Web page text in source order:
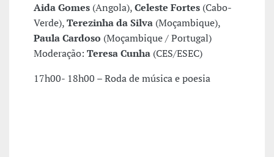
Aida Gomes (Angola),Celeste Fortes (Cabo-
Verde),Terezinha da Silva (Moçambique),
Paula Cardoso (Moçambique / Portugal)
Moderação: Teresa Cunha (CES/ESEC)
17h00- 18h00 – Roda de música e poesia